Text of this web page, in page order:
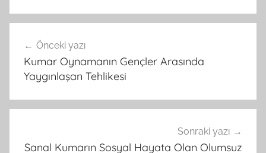
gezinmesi
Önceki yazı
Kumar Oynamanın Gençler Arasında
Yaygınlaşan Tehlikesi
Sonraki yazı
Sanal Kumarın Sosyal Hayata Olan Olumsuz